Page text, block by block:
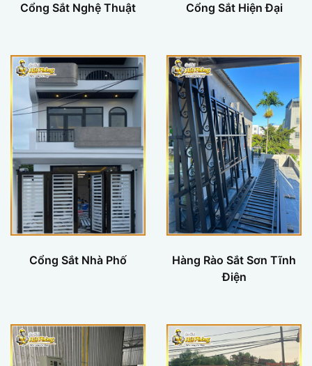
Cổng Sắt Nghệ Thuật Cổng Sắt Hiện Đại
Cổng Sắt Nhà Phố
Hàng Rào Sắt Sơn Tĩnh
Điện